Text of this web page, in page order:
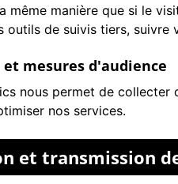
même manière que si le
outils de suivis tiers,
mesures d'audience
nous permet de collecter
nos services.
et transmission